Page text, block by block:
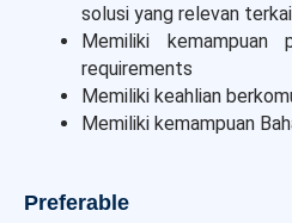
solusi yang relevan
Memiliki kemampuan
requirements
Memiliki keahlian
Memiliki kemampuan
Preferable